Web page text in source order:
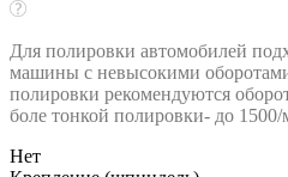
Для полировки автомобилей
машины с невысокими
полировки рекомендуются
боле тонкой полировки- до
Нет